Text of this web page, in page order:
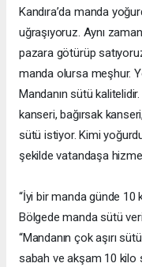
Kandıra’da manda
uğraşıyoruz. Aynı
pazara götürüp
manda olursa meşhur.
Mandanın sütü
kanseri, bağırsak
sütü istiyor. Kimi
şekilde vatandaşa
“İyi bir manda günde 10
Bölgede manda sütü
“Mandanın çok aşırı
sabah ve akşam 10 kilo